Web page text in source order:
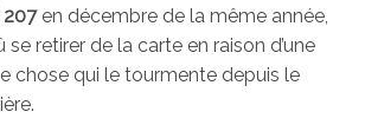
207en décembre de la même année,
retirer de la carte en raison d’une
chose qui le tourmente depuis le